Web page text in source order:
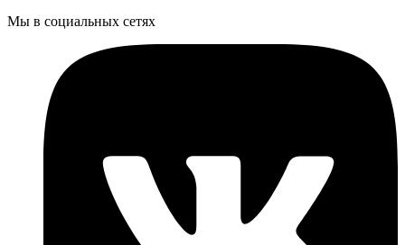
Мы в социальных сетях